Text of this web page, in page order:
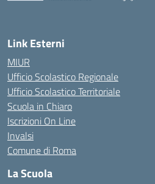
Link Esterni
MIUR
Ufficio Scolastico Regionale
Ufficio Scolastico Territoriale
Scuola in Chiaro
Iscrizioni On Line
Invalsi
Comune di Roma
La Scuola